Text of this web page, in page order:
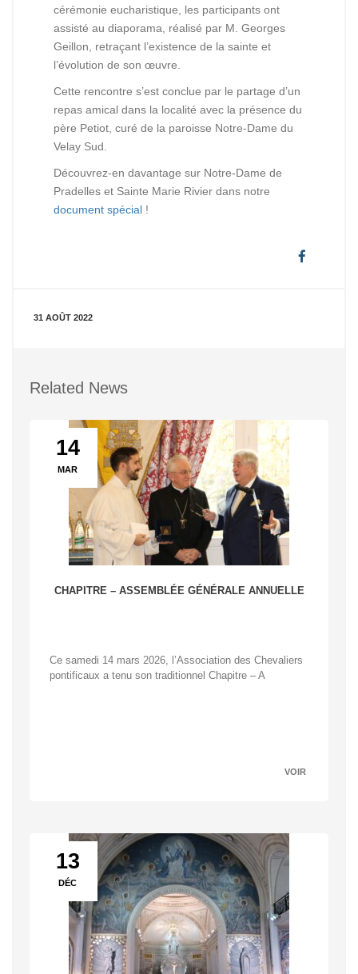
cérémonie eucharistique, les participants ont
assisté au diaporama, réalisé par M. Georges
Geillon, retraçant l’existence de la sainte et
l’évolution de son œuvre.
Cette rencontre s’est conclue par le partage d’un
repas amical dans la localité avec la présence du
père Petiot, curé de la paroisse Notre-Dame du
Velay Sud.
Découvrez-en davantage sur Notre-Dame de
Pradelles et Sainte Marie Rivier dans notre
document spécial !
31 AOÛT 2022
Related News
14
MAR
CHAPITRE – ASSEMBLÉE GÉNÉRALE ANNUELLE
Ce samedi 14 mars 2026, l’Association des Chevaliers
pontificaux a tenu son traditionnel Chapitre – A
VOIR
13
DÉC